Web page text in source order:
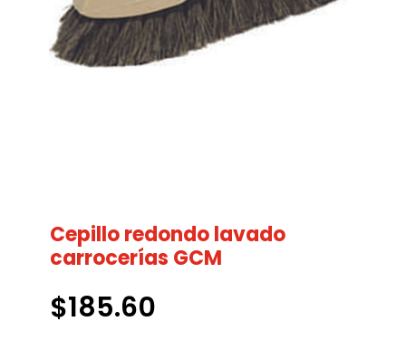
Cepillo redondo lavado
carrocerías GCM
$185.60